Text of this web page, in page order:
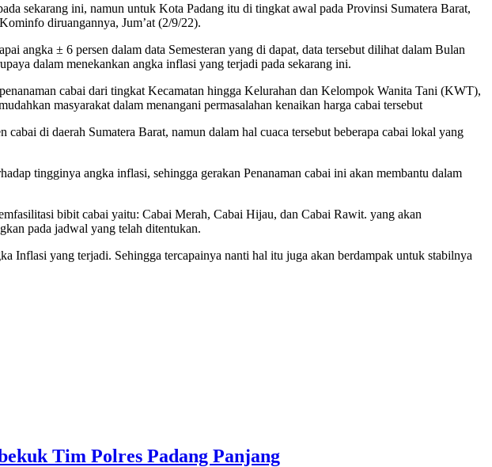
sekarang ini, namun untuk Kota Padang itu di tingkat awal pada Provinsi Sumatera Barat,
diruangannya, Jum’at (2/9/22).
angka ± 6 persen dalam data Semesteran yang di dapat, data tersebut dilihat dalam Bulan
dalam menekankan angka inflasi yang terjadi pada sekarang ini.
cabai dari tingkat Kecamatan hingga Kelurahan dan Kelompok Wanita Tani (KWT),
masyarakat dalam menangani permasalahan kenaikan harga cabai tersebut
di daerah Sumatera Barat, namun dalam hal cuaca tersebut beberapa cabai lokal yang
tingginya angka inflasi, sehingga gerakan Penanaman cabai ini akan membantu dalam
bibit cabai yaitu: Cabai Merah, Cabai Hijau, dan Cabai Rawit. yang akan
pada jadwal yang telah ditentukan.
Inflasi yang terjadi. Sehingga tercapainya nanti hal itu juga akan berdampak untuk stabilnya
Tim Polres Padang Panjang